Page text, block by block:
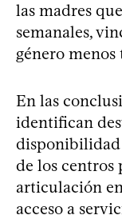
las madres
semanales,
género
En las
identifican
de los
articulación
acceso a